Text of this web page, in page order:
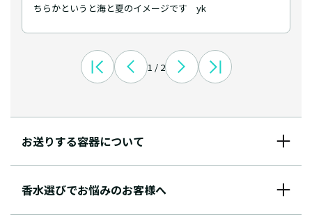
ちらかというと海と夏のイメージです yk
1 / 2
お送りする容器について
香水選びでお悩みのお客様へ